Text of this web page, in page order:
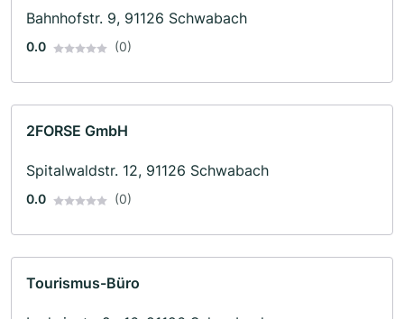
Bahnhofstr. 9, 91126 Schwabach
0.0 (0)
2FORSE GmbH
Spitalwaldstr. 12, 91126 Schwabach
0.0 (0)
Tourismus-Büro